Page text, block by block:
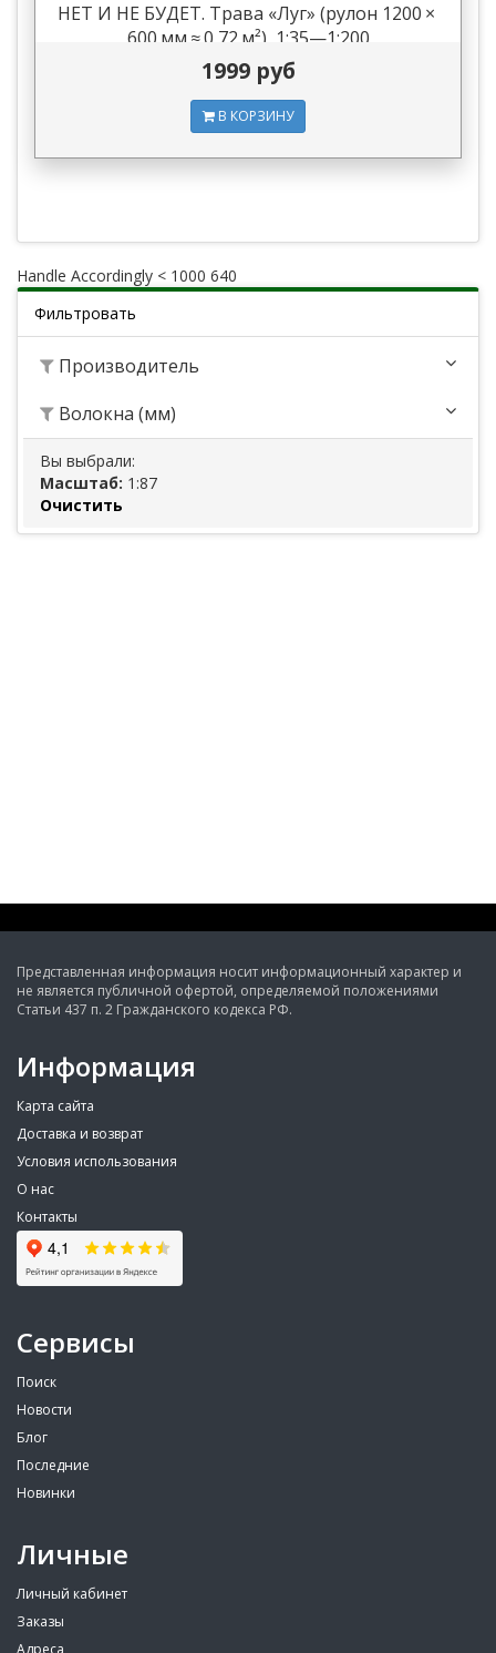
НЕТ И НЕ БУДЕТ. Трава «Луг» (рулон 1200 ×
600 мм ≈ 0,72 м²), 1:35—1:200
1999 руб
В КОРЗИНУ
Handle Accordingly < 1000 640
Фильтровать
Производитель
Волокна (мм)
Вы выбрали:
Масштаб: 1:87
Очистить
Представленная информация носит информационный характер и
не является публичной офертой, определяемой положениями
Статьи 437 п. 2 Гражданского кодекса РФ.
Информация
Карта сайта
Доставка и возврат
Условия использования
О нас
Контакты
Сервисы
Поиск
Новости
Блог
Последние
Новинки
Личные
Личный кабинет
Заказы
Адреса